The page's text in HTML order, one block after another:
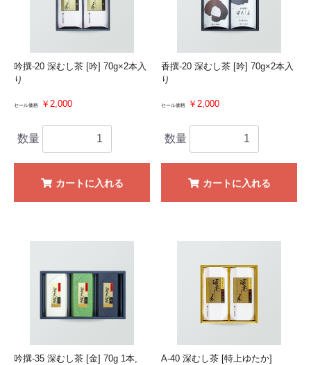
吟撰-20 深むし茶 [吟] 70g×2本入
り
セール価格 ￥2,000
数量
カートに入れる
香撰-20 深むし茶 [吟] 70g×2本入
り
セール価格 ￥2,000
数量
カートに入れる
吟撰-35 深むし茶 [金] 70g 1本,
A-40 深むし茶 [特上ゆたか]